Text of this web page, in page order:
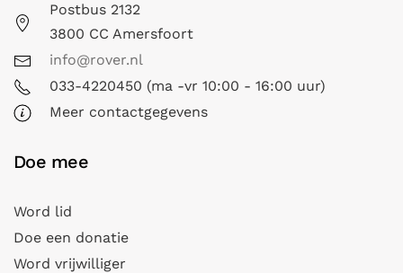
Postbus 2132
3800 CC Amersfoort
info@rover.nl
033-4220450 (ma -vr 10:00 - 16:00 uur)
Meer contactgegevens
Doe mee
Word lid
Doe een donatie
Word vrijwilliger